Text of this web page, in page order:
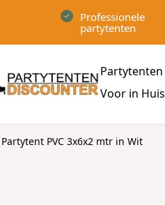
Professionele
partytenten
Partytenten
Voor in Huis
PVC 3x6x2 mtr in Wit